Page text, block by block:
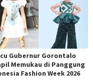
Gubernur Gorontalo
Memukau di Panggung
Fashion Week 2026